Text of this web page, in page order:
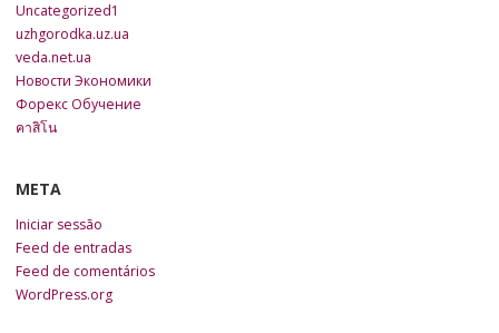
Uncategorized1
uzhgorodka.uz.ua
veda.net.ua
Новости Экономики
Форекс Обучение
คาสิโน
META
Iniciar sessão
Feed de entradas
Feed de comentários
WordPress.org